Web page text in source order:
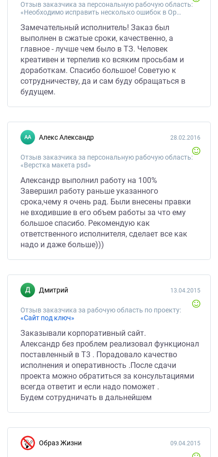
Отзыв заказчика за персональную рабочую область:
«Необходимо исправить несколько ошибок в Opencart»
Замечательный исполнитель! Заказ был
выполнен в сжатые сроки, качественно, а
главное - лучше чем было в ТЗ. Человек
креативен и терпелив ко всяким просьбам и
доработкам. Спасибо большое! Советую к
сотрудничеству, да и сам буду обращаться в
будущем.
Алекс Александр
Отзыв заказчика за персональную рабочую область:
«Верстка макета psd»
28.02.2016
Александр выполнил работу на 100%
Завершил работу раньше указанного
срока,чему я очень рад. Были внесены правки
не входившие в его объем работы за что ему
большое спасибо. Рекомендую как
ответственного исполнителя, сделает все как
надо и даже больше)))
Дмитрий
Отзыв заказчика за рабочую область по проекту:
«Сайт под ключ»
13.04.2015
Заказывали корпоративный сайт.
Александр без проблем реализовал функционал
поставленный в Т3 . Порадовало качество
исполнения и оперативность .После сдачи
проекта можно обратиться за консультациями
всегда ответит и если надо поможет .
Будем сотрудничать в дальнейшем
Образ Жизни 09.04.2015